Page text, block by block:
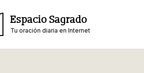
Espacio Sagrado
Tu oración diaria en Internet